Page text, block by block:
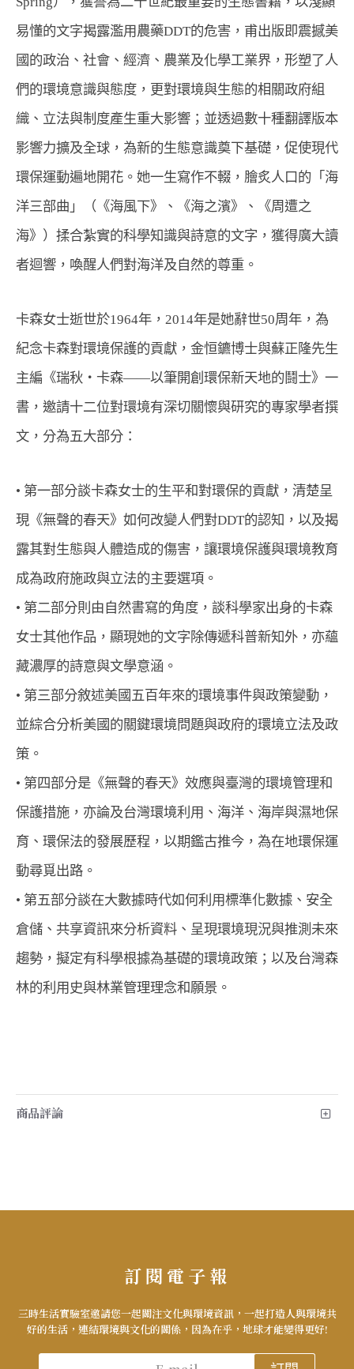
易懂的文字揭露濫用農藥DDT的危害，甫出版即震撼美
國的政治、社會、經濟、農業及化學工業界，形塑了人
們的環境意識與態度，更對環境與生態的相關政府組
織、立法與制度產生重大影響；並透過數十種翻譯版本
影響力擴及全球，為新的生態意識奠下基礎，促使現代
環保運動遍地開花。她一生寫作不輟，膾炙人口的「海
洋三部曲」（《海風下》、《海之濱》、《周遭之
海》）揉合紮實的科學知識與詩意的文字，獲得廣大讀
者迴響，喚醒人們對海洋及自然的尊重。
卡森女士逝世於1964年，2014年是她辭世50周年，為
紀念卡森對環境保護的貢獻，金恒鑣博士與蘇正隆先生
主編《瑞秋‧卡森――以筆開創環保新天地的鬪士》一
書，邀請十二位對環境有深切關懷與研究的專家學者撰
文，分為五大部分：
• 第一部分談卡森女士的生平和對環保的貢獻，清楚呈
現《無聲的春天》如何改變人們對DDT的認知，以及揭
露其對生態與人體造成的傷害，讓環境保護與環境教育
成為政府施政與立法的主要選項。
• 第二部分則由自然書寫的角度，談科學家出身的卡森
女士其他作品，顯現她的文字除傳遞科普新知外，亦蘊
藏濃厚的詩意與文學意涵。
• 第三部分敘述美國五百年來的環境事件與政策變動，
並綜合分析美國的關鍵環境問題與政府的環境立法及政
策。
• 第四部分是《無聲的春天》效應與臺灣的環境管理和
保護措施，亦論及台灣環境利用、海洋、海岸與濕地保
育、環保法的發展歷程，以期鑑古推今，為在地環保運
動尋覓出路。
• 第五部分談在大數據時代如何利用標準化數據、安全
倉儲、共享資訊來分析資料、呈現環境現況與推測未來
趨勢，擬定有科學根據為基礎的環境政策；以及台灣森
林的利用史與林業管理理念和願景。
商品評論
訂閱電子報
三時生活實驗室邀請您一起關注文化與環境資訊，一起打造人與環境共
好的生活，連結環境與文化的關係，因為在乎，地球才能變得更好!